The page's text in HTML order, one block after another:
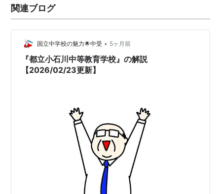
立行政法人科学技術振興機構
用等の支払いを行うほか、発表会の企画運営や情報提供
等を行い、活動のサポートを行う。
指定期間は5年間（2004年度指定校までは3年間）だ
なお、2013年度までは、SSH指定校の理数系教育にお
ける中核としての機能の強化を図るために「コアSSH」
が設けられており、コアSSH採択校に対しては追加の支
2014年度以降は、コアSSHに代わり、「科学技術人材
育成重点枠」が設けられ、中核拠点、海外連携、その他
の区分に応じ、採択校は研究開発課題に取り組む。
関連ブログ
国立中学校の魅力🌟中受 • 5ヶ月前
『都立小石川中等教育学校』の解説
【2026/02/23更新】